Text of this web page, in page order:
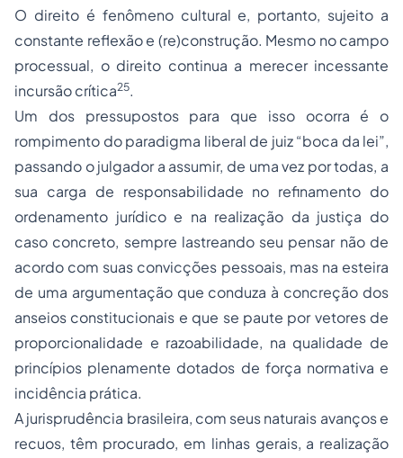
O direito é fenômeno cultural e, portanto, sujeito a
constante reflexão e (re)construção. Mesmo no campo
processual, o direito continua a merecer incessante
incursão crítica25.
Um dos pressupostos para que isso ocorra é o
rompimento do paradigma liberal de juiz “boca da lei”,
passando o julgador a assumir, de uma vez por todas, a
sua carga de responsabilidade no refinamento do
ordenamento jurídico e na realização da justiça do
caso concreto, sempre lastreando seu pensar não de
acordo com suas convicções pessoais, mas na esteira
de uma argumentação que conduza à concreção dos
anseios constitucionais e que se paute por vetores de
proporcionalidade e razoabilidade, na qualidade de
princípios plenamente dotados de força normativa e
incidência prática.
A jurisprudência brasileira, com seus naturais avanços e
recuos, têm procurado, em linhas gerais, a realização